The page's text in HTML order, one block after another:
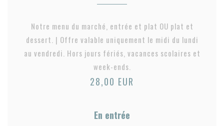
Notre menu du marché, entrée et plat OU plat et
dessert. | Offre valable uniquement le midi du lundi
au vendredi. Hors jours fériés, vacances scolaires et
week-ends.
28,00 EUR
En entrée